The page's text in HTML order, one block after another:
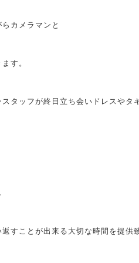
カメラマンと
す。
タッフが終日立ち会いドレスやタ
すことが出来る大切な時間を提供